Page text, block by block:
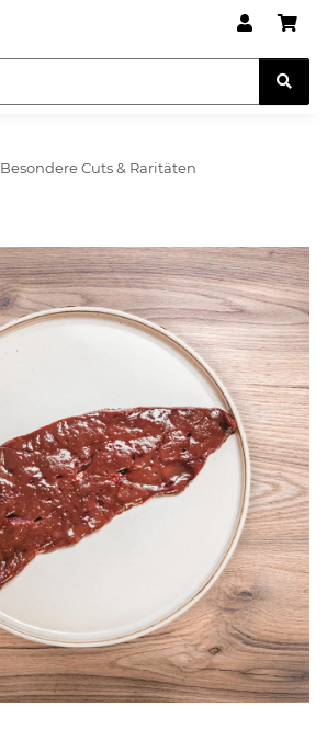
Besondere Cuts & Raritäten